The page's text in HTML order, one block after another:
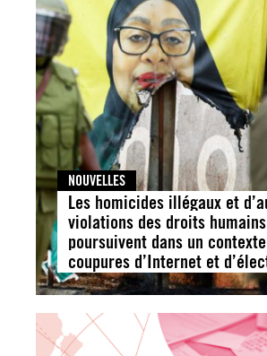
NOUVELLES
Les homicides illégaux et
violations des droits
poursuivent dans un
coupures d’Internet et